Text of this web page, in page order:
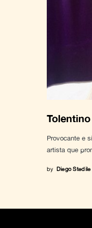
Provocante e
artista que
by Diego Stedile